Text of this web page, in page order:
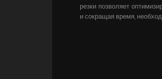
резки позволяет
и сокращая время,